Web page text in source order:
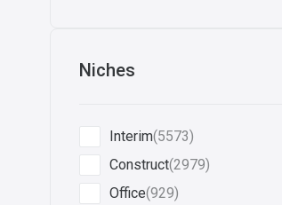
Niches
Interim(5573)
Construct(2979)
Office(929)